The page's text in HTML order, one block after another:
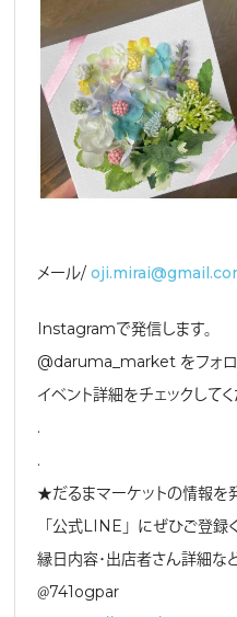
メール/
Instagramで発信します。
@daruma_market をフォ
イベント詳細をチェックして
.
.
★だるまマーケットの情報を
「公式LINE」にぜひご登録く
縁日内容・出店者さん詳細な
＠741ogpar